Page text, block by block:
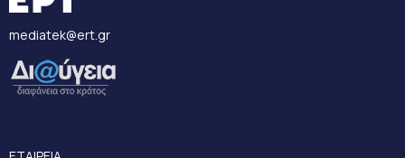
mediatek@ert.gr